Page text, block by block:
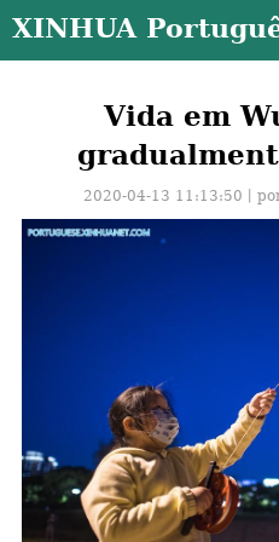
XINHUA
Vida em
2020-04-13 11:13:50丨